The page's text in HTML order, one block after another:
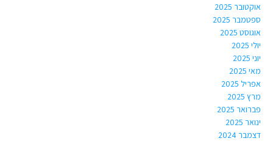
אוקטובר 2025
ספטמבר 2025
אוגוסט 2025
יולי 2025
יוני 2025
מאי 2025
אפריל 2025
מרץ 2025
פברואר 2025
ינואר 2025
דצמבר 2024